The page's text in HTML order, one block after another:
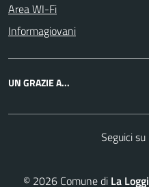
Area WI-Fi
Informagiovani
UN GRAZIE A...
Seguici su
© 2026Comune di La